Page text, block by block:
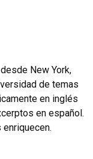
New York,
de temas
en inglés
en español.